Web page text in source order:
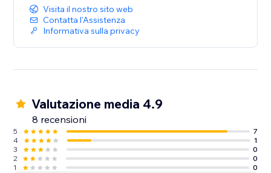
Visita il nostro sito web
Contatta l'Assistenza
Informativa sulla privacy
Valutazione media 4.9
8 recensioni
5
7
4
1
3
0
2
0
1
0